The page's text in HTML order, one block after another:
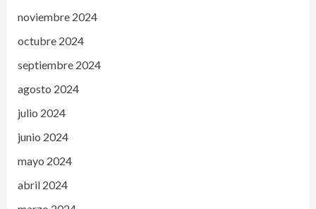
noviembre 2024
octubre 2024
septiembre 2024
agosto 2024
julio 2024
junio 2024
mayo 2024
abril 2024